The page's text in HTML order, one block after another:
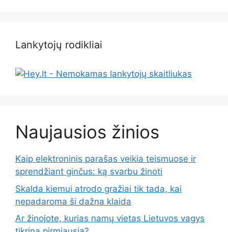
Lankytojų rodikliai
Naujausios žinios
Kaip elektroninis parašas veikia teismuose ir
sprendžiant ginčus: ką svarbu žinoti
Skalda kiemui atrodo gražiai tik tada, kai
nepadaroma ši dažna klaida
Ar žinojote, kurias namų vietas Lietuvos vagys